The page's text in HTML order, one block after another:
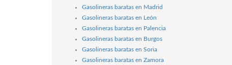
Gasolineras baratas en Madrid
Gasolineras baratas en León
Gasolineras baratas en Palencia
Gasolineras baratas en Burgos
Gasolineras baratas en Soria
Gasolineras baratas en Zamora